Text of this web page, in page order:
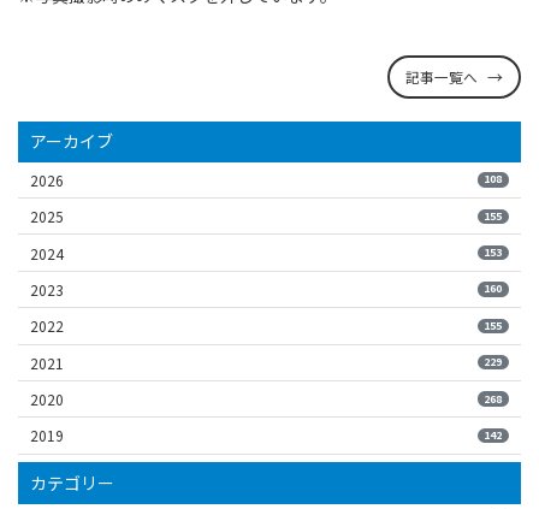
記事一覧へ
アーカイブ
2026 108
2025 155
2024 153
2023 160
2022 155
2021 229
2020 268
2019 142
カテゴリー